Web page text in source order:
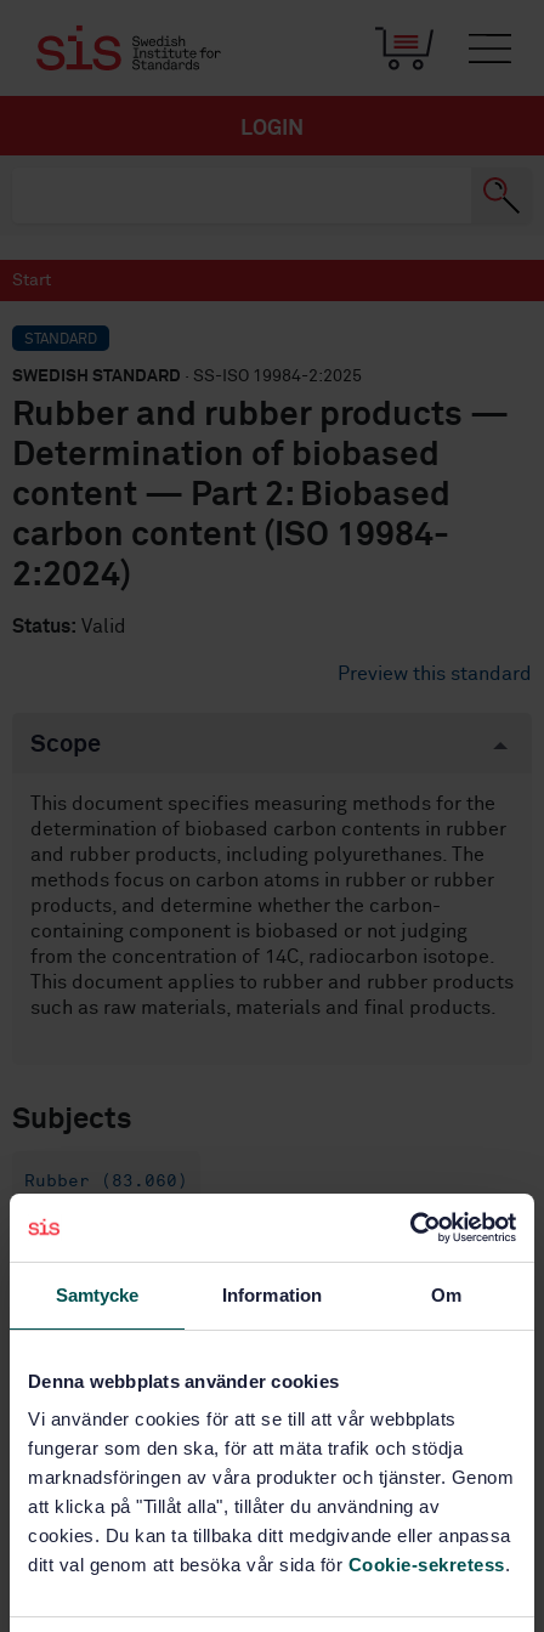
Samtycke Information Om
Denna webbplats använder cookies
Vi använder cookies för att se till att vår webbplats
fungerar som den ska, för att mäta trafik och stödja
marknadsföringen av våra produkter och tjänster. Genom
att klicka på "Tillåt alla", tillåter du användning av
cookies. Du kan ta tillbaka ditt medgivande eller anpassa
ditt val genom att besöka vår sida för Cookie-sekretess.
LOGIN
Start
STANDARD
SWEDISH STANDARD · SS-ISO 19984-2:2025
Rubber and rubber products —
Determination of biobased
content — Part 2: Biobased
carbon content (ISO 19984-
2:2024)
Status: Valid
Preview this standard
Scope
This document specifies measuring methods for the
determination of biobased carbon contents in rubber
and rubber products, including polyurethanes. The
methods focus on carbon atoms in rubber or rubber
products, and determine whether the carbon-
containing component is biobased or not judging
from the concentration of 14C, radiocarbon isotope.
This document applies to rubber and rubber products
such as raw materials, materials and final products.
Subjects
Rubber (83.060)
STANDARD
biobased content — Part 2: Biobased carbon content
(ISO 19984-2:2024)
Subscribe on standards - Read more
Price:1 097 SEK